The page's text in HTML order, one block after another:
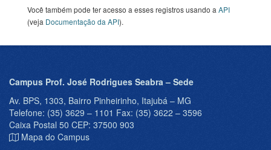
Você também pode ter acesso a esses registros usando a API
(veja Documentação da API).
Campus Prof. José Rodrigues Seabra – Sede
Av. BPS, 1303, Bairro Pinheirinho, Itajubá – MG
Telefone: (35) 3629 – 1101 Fax: (35) 3622 – 3596
Caixa Postal 50 CEP: 37500 903
Mapa do Campus